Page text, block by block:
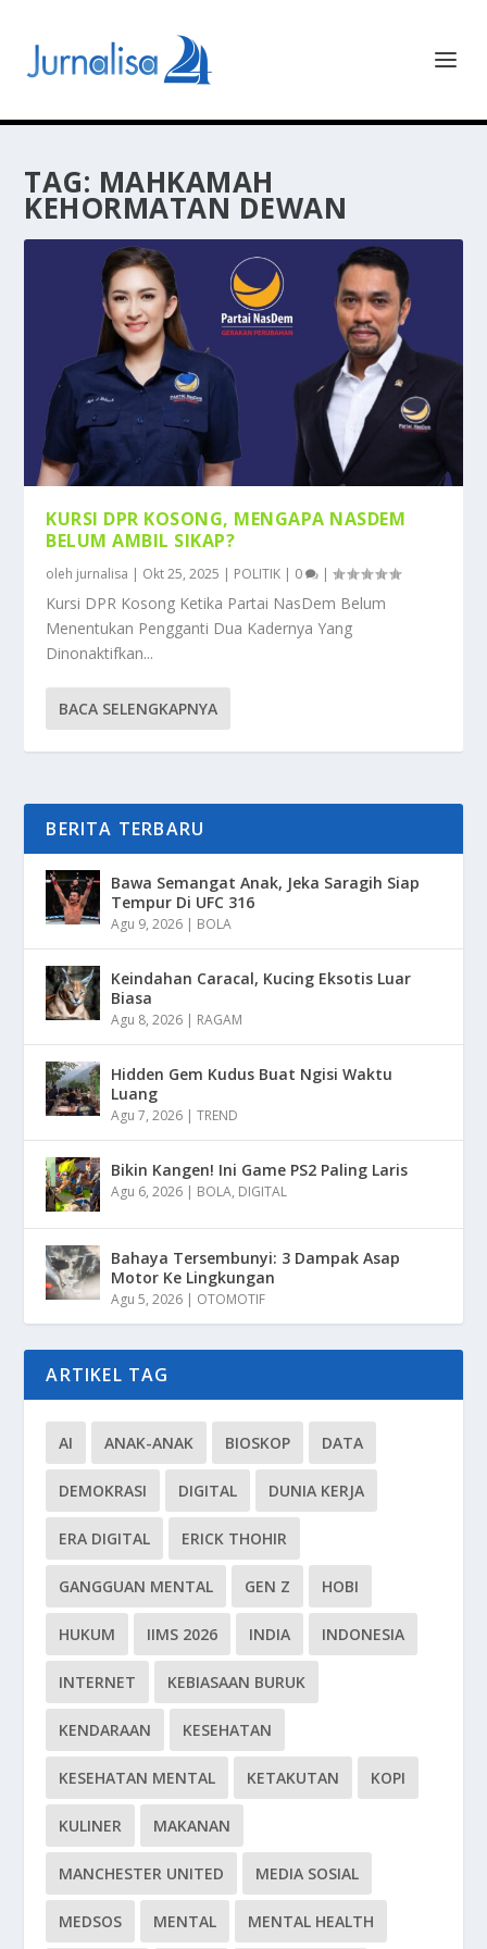
TAG: MAHKAMAH
KEHORMATAN DEWAN
KURSI DPR KOSONG, MENGAPA NASDEM
BELUM AMBIL SIKAP?
oleh jurnalisa | Okt 25, 2025 | POLITIK | 0 |
Kursi DPR Kosong Ketika Partai NasDem Belum
Menentukan Pengganti Dua Kadernya Yang
Dinonaktifkan...
BACA SELENGKAPNYA
BERITA TERBARU
Bawa Semangat Anak, Jeka Saragih Siap
Tempur Di UFC 316
Agu 9, 2026 | BOLA
Keindahan Caracal, Kucing Eksotis Luar
Biasa
Agu 8, 2026 | RAGAM
Hidden Gem Kudus Buat Ngisi Waktu
Luang
Agu 7, 2026 |TREND
Bikin Kangen! Ini Game PS2 Paling Laris
Agu 6, 2026 | BOLA, DIGITAL
Bahaya Tersembunyi: 3 Dampak Asap
Motor Ke Lingkungan
Agu 5, 2026 | OTOMOTIF
ARTIKEL TAG
AI ANAK-ANAK BIOSKOP DATA
DEMOKRASI DIGITAL DUNIA KERJA
ERA DIGITAL ERICK THOHIR
GANGGUAN MENTAL GEN Z HOBI
HUKUM IIMS 2026 INDIA INDONESIA
INTERNET KEBIASAAN BURUK
KENDARAAN KESEHATAN
KESEHATAN MENTAL KETAKUTAN KOPI
KULINER MAKANAN
MANCHESTER UNITED MEDIA SOSIAL
MEDSOS MENTAL MENTAL HEALTH